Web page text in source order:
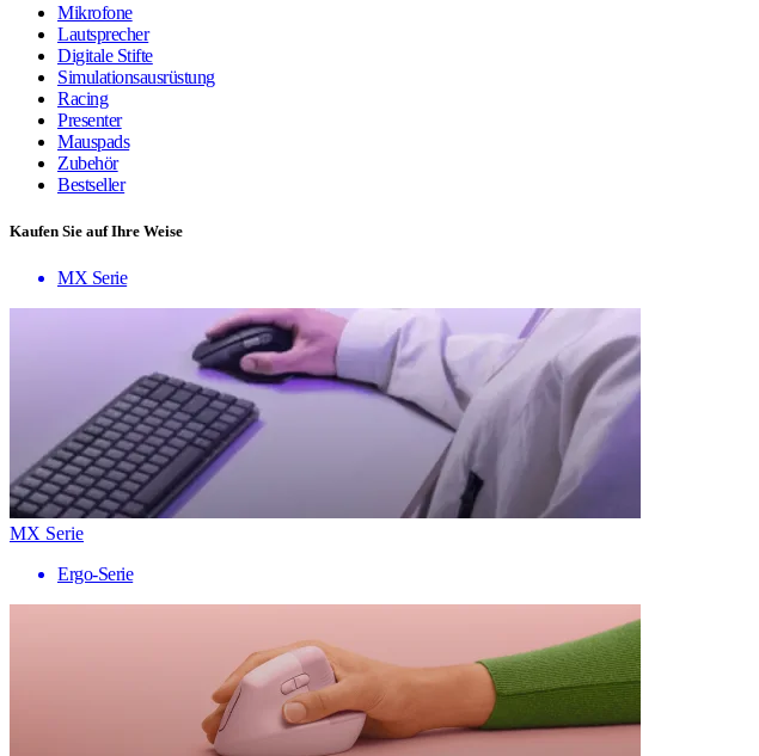
Mikrofone
Lautsprecher
Digitale Stifte
Simulationsausrüstung
Racing
Presenter
Mauspads
Zubehör
Bestseller
Kaufen Sie auf Ihre Weise
MX Serie
MX Serie
Ergo-Serie